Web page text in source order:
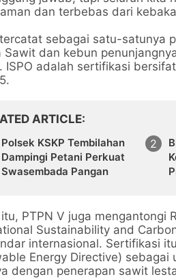
dan terbebas dari
sebagai satu-satunya
Sawit dan kebun
ISPO adalah sertifikasi
ARTICLE
Polsek KSKP Tembilahan
Dampingi Petani Perkuat
Swasembada Pangan
PTPN V juga mengantongi
Sustainability and
internasional. Sertifikasi
Energy Directive)
dengan penerapan sawit